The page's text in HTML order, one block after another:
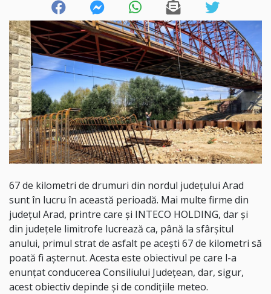
67 de kilometri de drumuri din nordul județului Arad
sunt în lucru în această perioadă. Mai multe firme din
județul Arad, printre care și INTECO HOLDING, dar și
din județele limitrofe lucrează ca, până la sfârșitul
anului, primul strat de asfalt pe acești 67 de kilometri să
poată fi așternut. Acesta este obiectivul pe care l-a
enunțat conducerea Consiliului Județean, dar, sigur,
acest obiectiv depinde și de condițiile meteo.